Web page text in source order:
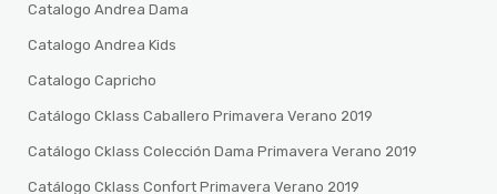
Catalogo Andrea Dama
Catalogo Andrea Kids
Catalogo Capricho
Catálogo Cklass Caballero Primavera Verano 2019
Catálogo Cklass Colección Dama Primavera Verano 2019
Catálogo Cklass Confort Primavera Verano 2019